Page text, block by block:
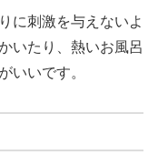
に刺激を与えないよ
いたり、熱いお風呂
いいです。